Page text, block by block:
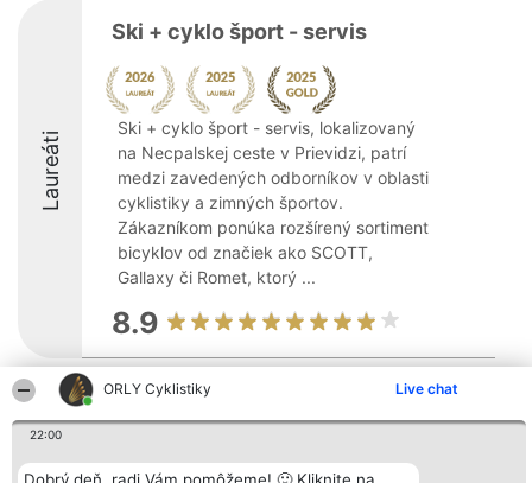
ORLY Cyklistiky Live chat
22:00
Laureáti
Ski + cyklo šport - servis
Ski + cyklo šport - servis, lokalizovaný
na Necpalskej ceste v Prievidzi, patrí
medzi zavedených odborníkov v oblasti
cyklistiky a zimných športov.
Zákazníkom ponúka rozšírený sortiment
bicyklov od značiek ako SCOTT,
Gallaxy či Romet, ktorý ...
8.9
Organizátor hodnotenia
Bright Side Solutions sp. z o.
o. sp. k.
Wrocław 50-079
Laureáti
Laureatów
Kontakt